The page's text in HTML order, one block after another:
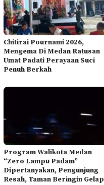
Chitirai Pournami 2026,
Mengema Di Medan Ratusan
Umat Padati Perayaan Suci
Penuh Berkah
Program Walikota Medan
“Zero Lampu Padam”
Dipertanyakan, Pengunjung
Resah, Taman Beringin Gelap